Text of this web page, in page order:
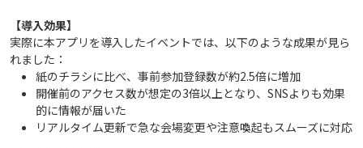
【導入効果】
実際に本アプリを導入したイベントでは、以下のような成果が見ら
れました：
紙のチラシに比べ、事前参加登録数が約2.5倍に増加
開催前のアクセス数が想定の3倍以上となり、SNSよりも効果
的に情報が届いた
リアルタイム更新で急な会場変更や注意喚起もスムーズに対応